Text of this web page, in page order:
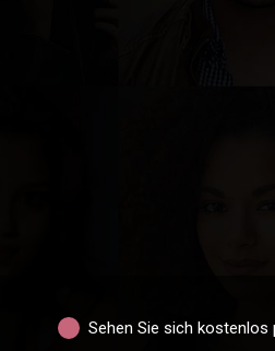
Sehen Sie sich kostenlos